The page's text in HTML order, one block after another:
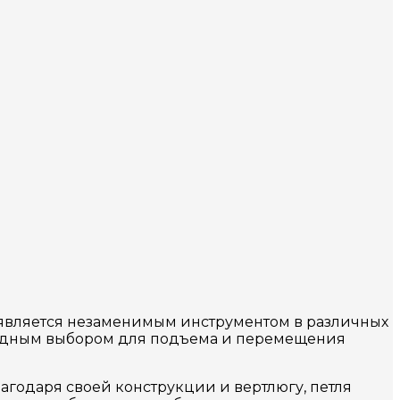
незаменимым инструментом в различных
выбором для подъема и перемещения
своей конструкции и вертлюгу, петля